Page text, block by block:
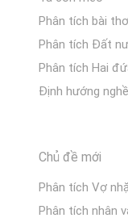
Phân tích bài
Phân tích Đất
Phân tích Hai
Định hướng
Chủ đề mới
Phân tích Vợ
Phân tích nhân